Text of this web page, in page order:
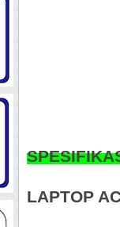
LAPTOP